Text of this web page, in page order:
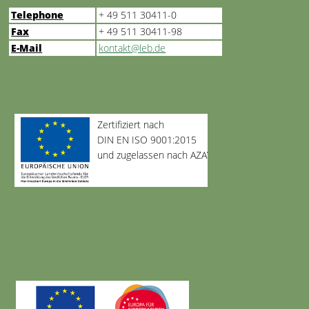
Telephone
+ 49 511 30411-0
Fax
+ 49 511 30411-98
E-Mail
kontakt@leb.de
Zertifiziert nach
DIN EN ISO 9001:2015
und zugelassen nach AZAV